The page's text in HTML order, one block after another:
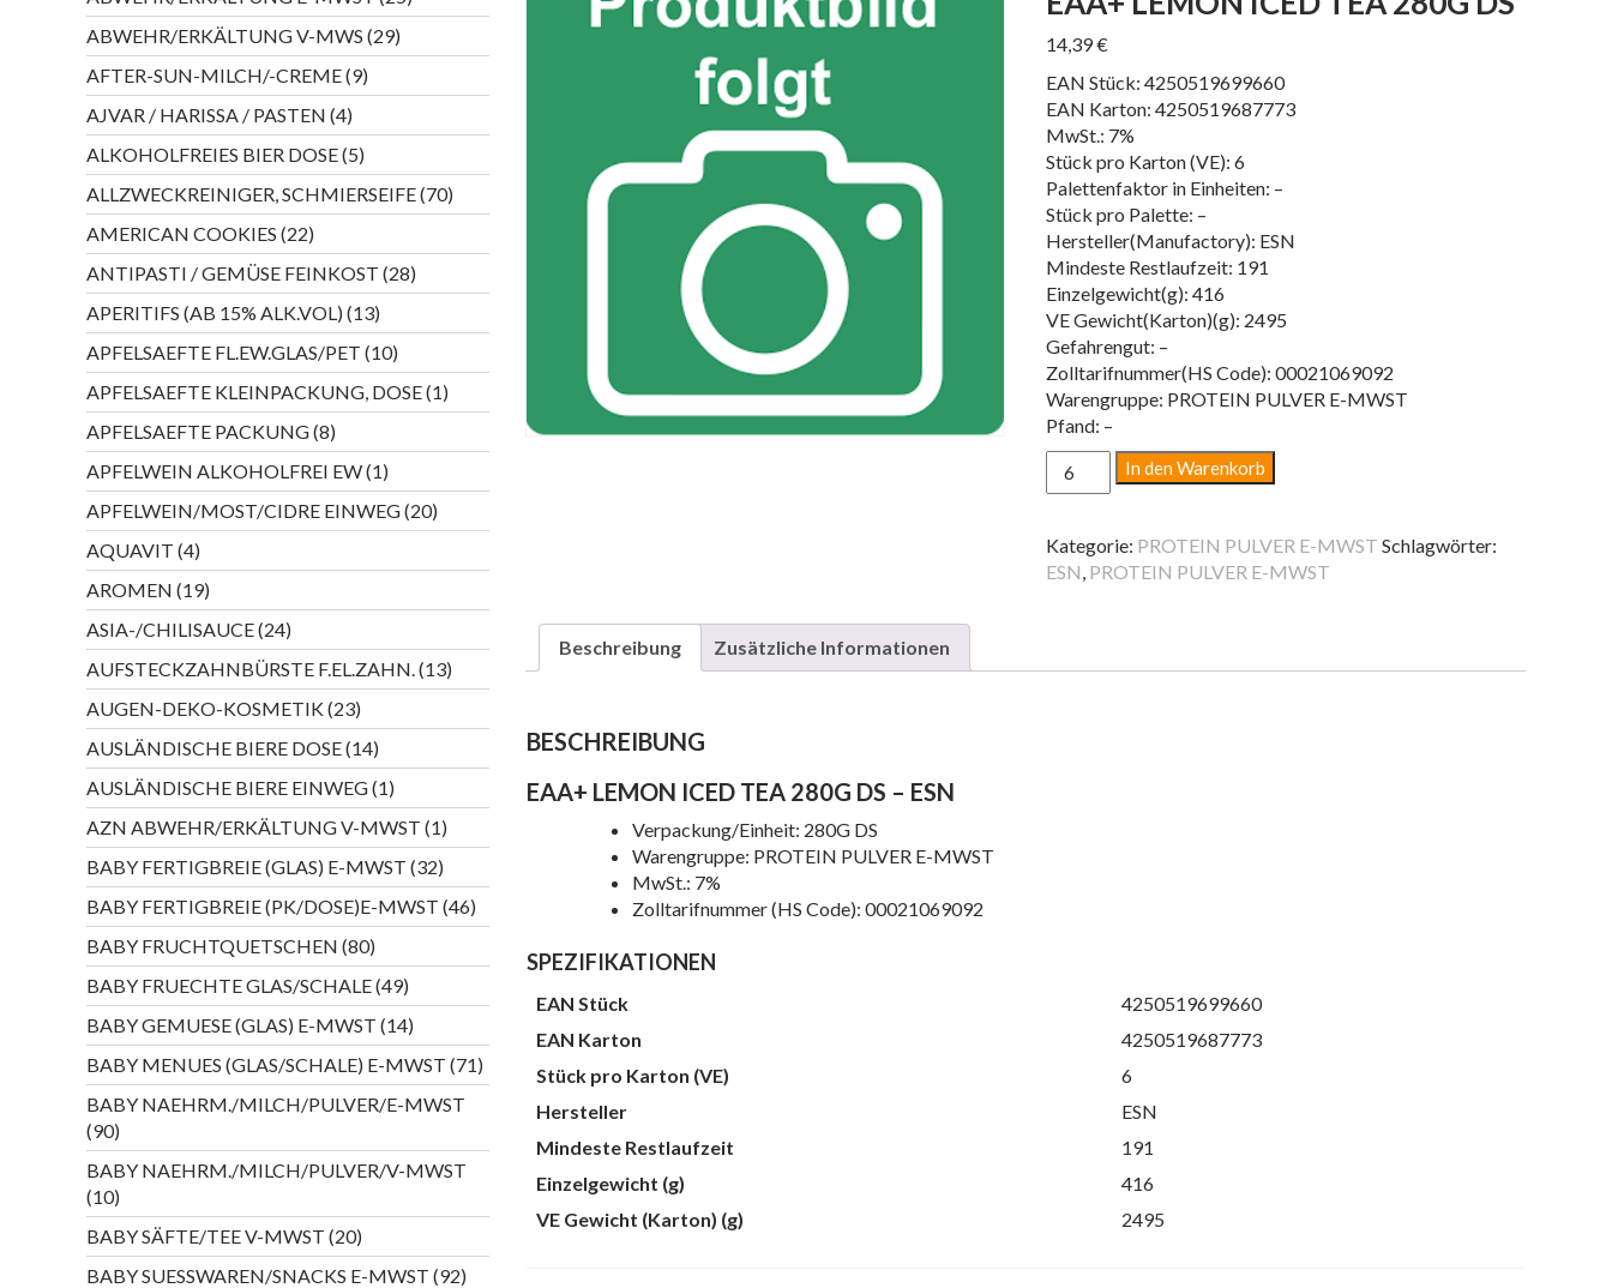
14,39€
EAN Stück: 4250519699660
EAN Karton: 4250519687773
MwSt.: 7%
Stück pro Karton (VE): 6
Palettenfaktor in Einheiten: –
Stück pro Palette: –
Hersteller(Manufactory): ESN
Mindeste Restlaufzeit: 191
Einzelgewicht(g): 416
VE Gewicht(Karton)(g): 2495
Gefahrengut: –
Zolltarifnummer(HS Code): 00021069092
Warengruppe: PROTEIN PULVER E-MWST
Pfand: –
EAA+
LEMON
TEA
280G
In den Warenkorb
Kategorie: PROTEIN PULVER E-MWST Schlagwörter:
ESN, PROTEIN PULVER E-MWST
Beschreibung Zusätzliche Informationen
BESCHREIBUNG
EAA+ LEMON ICED TEA 280G DS – ESN
Verpackung/Einheit: 280G DS
Warengruppe: PROTEIN PULVER E-MWST
MwSt.: 7%
Zolltarifnummer (HS Code): 00021069092
SPEZIFIKATIONEN
EAN Stück
4250519699660
EAN Karton
4250519687773
Stück pro Karton (VE)
6
Hersteller
ESN
Mindeste Restlaufzeit
191
Einzelgewicht (g)
416
VE Gewicht (Karton) (g)
2495
Produkte
ABWEHR/ERKÄLTUNG V-MWS 2929
Produkte
AFTER-SUN-MILCH/-CREME 99
Produkte
AJVAR / HARISSA / PASTEN 44
Produkte
ALKOHOLFREIES BIER DOSE 55
Produkte
ALLZWECKREINIGER, SCHMIERSEIFE 7070
Produkte
AMERICAN COOKIES 2222
Produkte
ANTIPASTI / GEMÜSE FEINKOST 2828
Produkte
APERITIFS (AB 15% ALK.VOL) 1313
Produkte
APFELSAEFTE FL.EW.GLAS/PET 1010
Produkte
APFELSAEFTE KLEINPACKUNG, DOSE 11
Produkt
APFELSAEFTE PACKUNG 88
Produkte
APFELWEIN ALKOHOLFREI EW 11
Produkt
APFELWEIN/MOST/CIDRE EINWEG 2020
Produkte
AQUAVIT 44
Produkte
AROMEN 1919
Produkte
ASIA-/CHILISAUCE 2424
Produkte
AUFSTECKZAHNBÜRSTE F.EL.ZAHN. 1313
Produkte
AUGEN-DEKO-KOSMETIK 2323
Produkte
AUSLÄNDISCHE BIERE DOSE 1414
Produkte
AUSLÄNDISCHE BIERE EINWEG 11
Produkt
AZN ABWEHR/ERKÄLTUNG V-MWST 11
Produkt
BABY FERTIGBREIE (GLAS) E-MWST 3232
Produkte
BABY FERTIGBREIE (PK/DOSE)E-MWST 4646
Produkte
BABY FRUCHTQUETSCHEN 8080
Produkte
BABY FRUECHTE GLAS/SCHALE 4949
Produkte
BABY GEMUESE (GLAS) E-MWST 1414
Produkte
BABY MENUES (GLAS/SCHALE) E-MWST 7171
Produkte
BABY NAEHRM./MILCH/PULVER/E-MWST
9090
Produkte
BABY NAEHRM./MILCH/PULVER/V-MWST
1010
Produkte
BABY SÄFTE/TEE V-MWST 2020
Produkte
BABY SUESSWAREN/SNACKS E-MWST 9292